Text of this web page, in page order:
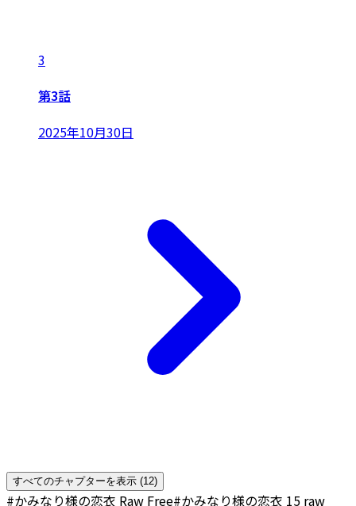
3
第3話
2025年10月30日
すべてのチャプターを表示 (12)
#かみなり様の恋衣 Raw Free#かみなり様の恋衣 15 raw